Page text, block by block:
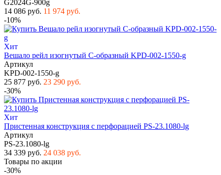
G2024G-900g
14 086 руб. 11 974 руб.
-10%
Хит
Вешало рейл изогнутый С-образный KPD-002-1550-g
Артикул
KPD-002-1550-g
25 877 руб. 23 290 руб.
-30%
Хит
Пристенная конструкция с перфорацией PS-23.1080-lg
Артикул
PS-23.1080-lg
34 339 руб. 24 038 руб.
Товары по акции
-30%